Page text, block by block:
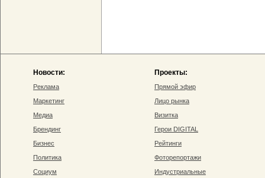
Новости:
Реклама
Маркетинг
Медиа
Брендинг
Бизнес
Политика
Социум
Проекты:
Прямой эфир
Лицо рынка
Визитка
Герои DIGITAL
Рейтинги
Фоторепортажи
Индустриальные